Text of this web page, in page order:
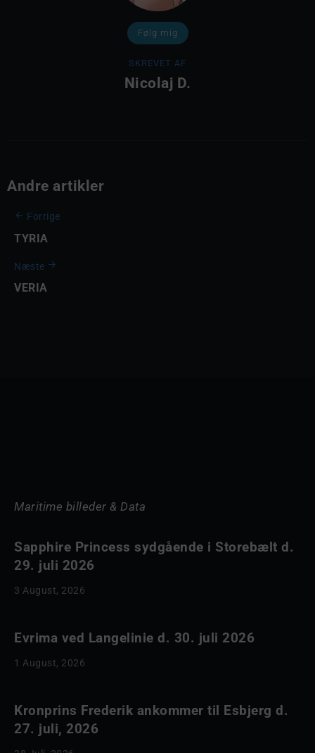
Følg mig
SKREVET AF
Nicolaj D.
Andre artikler
Forrige
TYRIA
Næste
VERIA
Maritime billeder & Data
Sapphire Princess sydgående i Storebælt d.
29. juli 2026
3 August, 2026
Evrima ved Langelinie d. 30. juli 2026
1 August, 2026
Kronprins Frederik ankommer til Esbjerg d.
27. juli, 2026